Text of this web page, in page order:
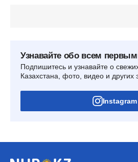
Узнавайте обо всем
Подпишитесь и узнавайте о
Казахстана, фото, видео и других
Instagram